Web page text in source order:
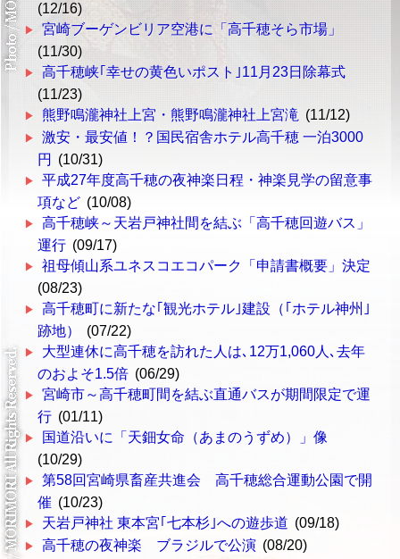
(12/16)
宮崎ブーゲンビリア空港に「高千穂そら市場」
(11/30)
高千穂峡｢幸せの黄色いポスト｣11月23日除幕式
(11/23)
熊野鳴瀧神社上宮・熊野鳴瀧神社上宮滝 (11/12)
激安・最安値！？国民宿舎ホテル高千穂 一泊3000
円
(10/31)
平成27年度高千穂の夜神楽日程・神楽見学の留意事
項など (10/08)
高千穂峡～天岩戸神社間を結ぶ「高千穂回遊バス」
運行 (09/17)
祖母傾山系ユネスコエコパーク「申請書概要」決定
(08/23)
高千穂町に新たな｢観光ホテル｣建設（｢ホテル神州｣
跡地）
(07/22)
大型連休に高千穂を訪れた人は､12万1,060人､去年
のおよそ1.5倍 (06/29)
宮崎市～高千穂町間を結ぶ直通バスが期間限定で運
行 (01/11)
国道沿いに「天鈿女命（あまのうずめ）」像
(10/29)
第58回宮崎県畜産共進会 高千穂総合運動公園で開
催 (10/23)
天岩戸神社 東本宮｢七本杉｣への遊歩道 (09/18)
高千穂の夜神楽 ブラジルで公演 (08/20)